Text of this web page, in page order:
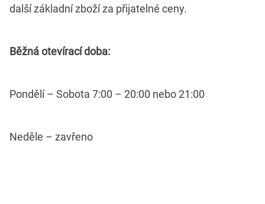
další základní zboží za přijatelné ceny.
Běžná otevírací doba:
Pondělí – Sobota 7:00 – 20:00 nebo 21:00
Neděle – zavřeno